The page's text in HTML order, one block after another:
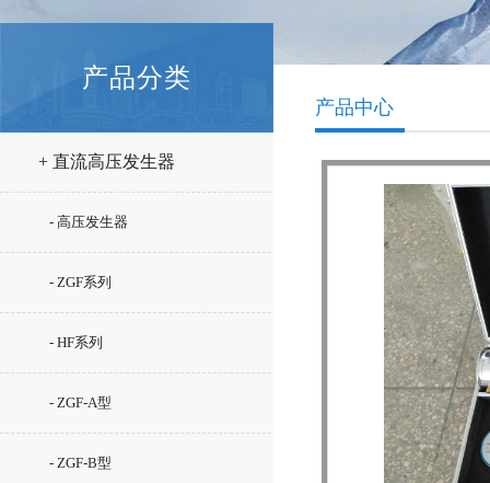
产品分类
+ 直流高压发生器
- 高压发生器
- ZGF系列
- HF系列
- ZGF-A型
- ZGF-B型
产品中心